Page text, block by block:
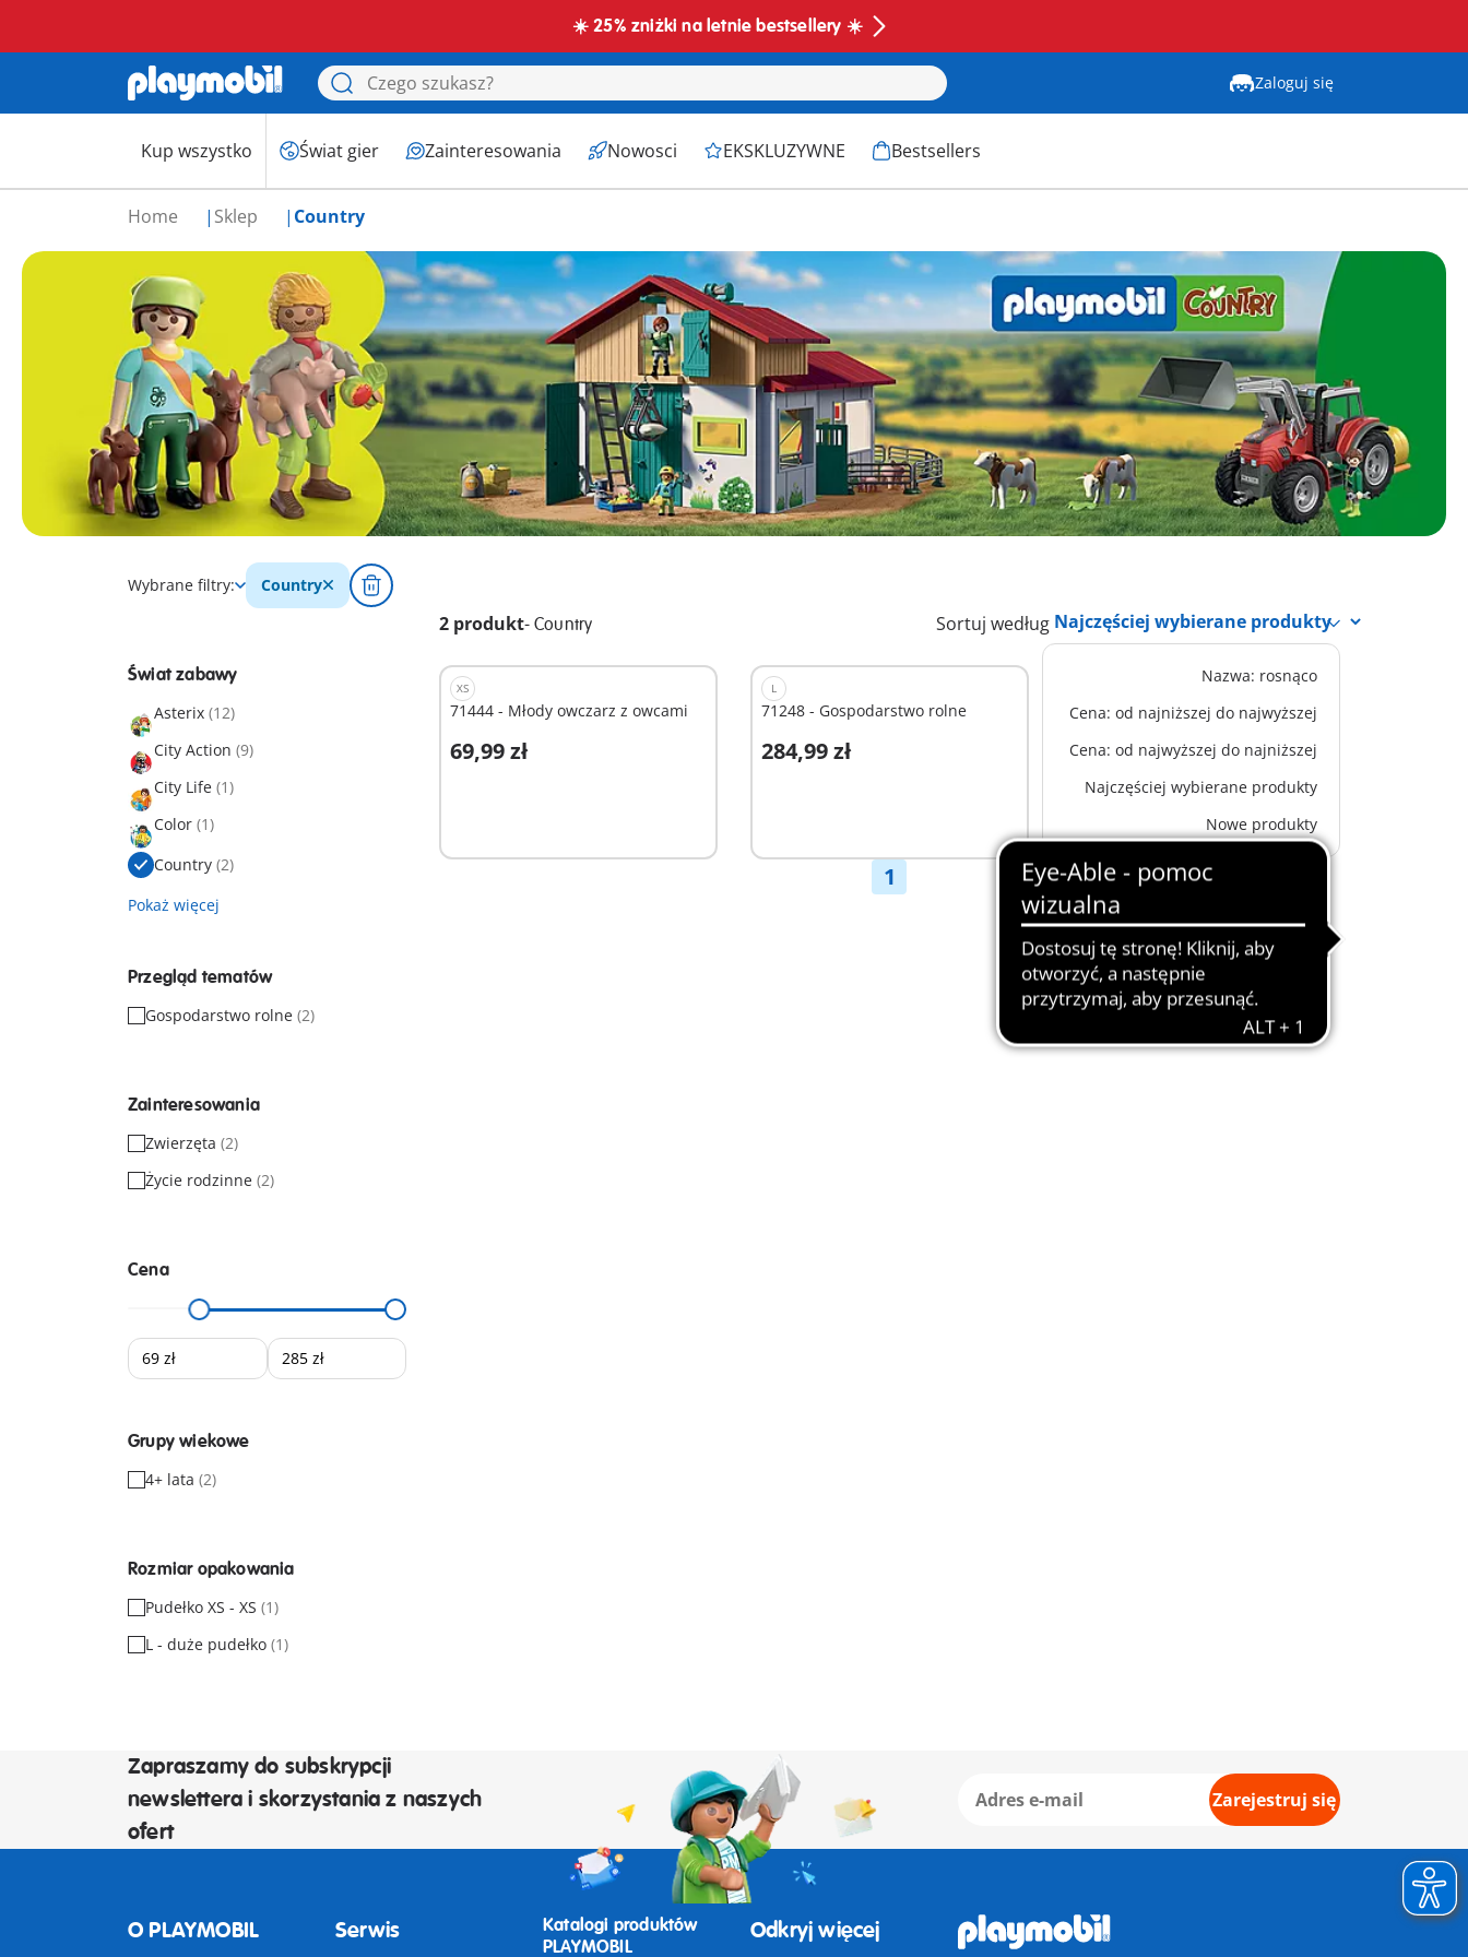
☀️ 25% zniżki na letnie bestsellery ☀️
Zaloguj się
Kup wszystko Świat gier Zainteresowania Nowosci EKSKLUZYWNE Bestsellers
Home Sklep Country
Wybrane filtry: Country
2 produkt- Country Sortuj według
Nazwa: rosnąco
Cena: od najniższej do najwyższej
Cena: od najwyższej do najniższej
Najczęściej wybierane produkty
Nowe produkty
Świat zabawy
Asterix (12)
City Action (9)
City Life (1)
Color (1)
Country (2)
Pokaż więcej
Przegląd tematów
Gospodarstwo rolne (2)
Zainteresowania
Zwierzęta (2)
Życie rodzinne (2)
Cena
Grupy wiekowe
4+ lata (2)
Rozmiar opakowania
Pudełko XS - XS (1)
L - duże pudełko (1)
XS
71444 - Młody owczarz z owcami
69,99 zł
Dodaj do koszyka
L
71248 - Gospodarstwo rolne
284,99 zł
1
Zapraszamy do subskrypcji
newslettera i skorzystania z naszych
ofert
Zarejestruj się
O PLAYMOBIL Serwis
Katalogi produktów
PLAYMOBIL
Odkryj więcej